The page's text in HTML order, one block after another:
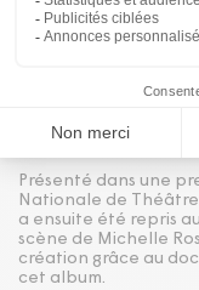
LE DOCUMENT
BEAUCOUP
Présenté dans une
Nationale de Théâtre
a ensuite été repris
scène de Michelle
création grâce au
cet album.